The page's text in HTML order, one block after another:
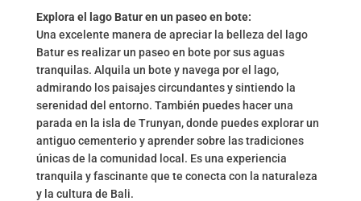
Explora el lago Batur en un paseo en bote:
Una excelente manera de apreciar la belleza del lago
Batur es realizar un paseo en bote por sus aguas
tranquilas. Alquila un bote y navega por el lago,
admirando los paisajes circundantes y sintiendo la
serenidad del entorno. También puedes hacer una
parada en la isla de Trunyan, donde puedes explorar un
antiguo cementerio y aprender sobre las tradiciones
únicas de la comunidad local. Es una experiencia
tranquila y fascinante que te conecta con la naturaleza
y la cultura de Bali.